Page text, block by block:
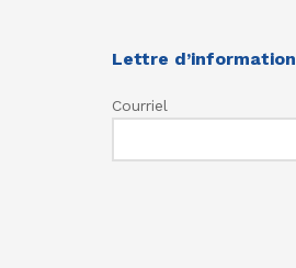
Lettre d’information
Courriel